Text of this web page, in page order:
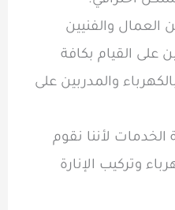
العمال والفنيين
على القيام بكافة
والمدربين على
لأننا نقوم
وتركيب الإنارة